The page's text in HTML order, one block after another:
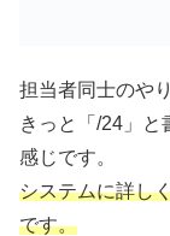
担当者同士のや
きっと「/24」と
感じです。
システムに詳し
です。